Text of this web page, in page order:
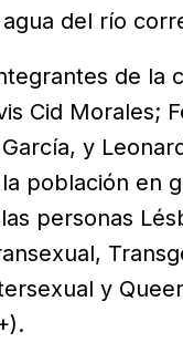
del río
de la
Cid Morales;
y
población en
personas
y Queer